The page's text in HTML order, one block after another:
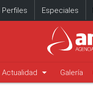
Perfiles Especiales
Actualidad arrow_drop_down Galería